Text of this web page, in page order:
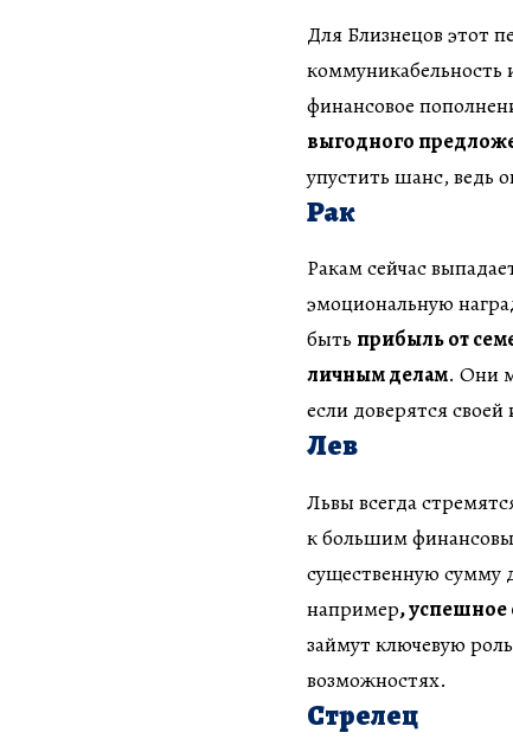
Для Близнецов этот
коммуникабельность
финансовое
выгодного
упустить шанс, ведь
Рак
Ракам сейчас
эмоциональную
быть прибыль от
личным делам. Они
если доверятся
Лев
Львы всегда
к большим
существенную сумму
например,
займут ключевую
возможностях.
Стрелец